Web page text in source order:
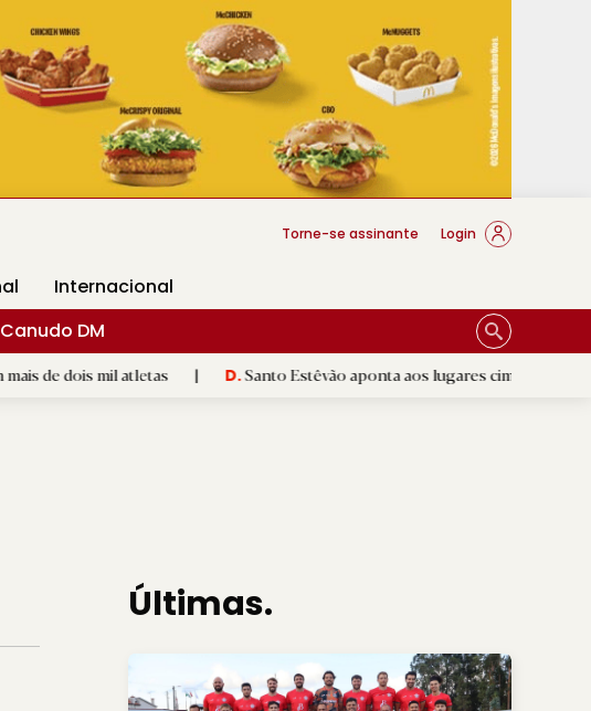
Arquidiocese Braga
Torne-se assinante Login
Internacional
Canudo DM
mil atletas | D.Santo Estêvão aponta aos lugares cimeiros da Honra
Últimas.